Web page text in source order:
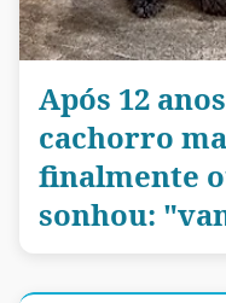
Após 12
cachorro
finalmente
sonhou: